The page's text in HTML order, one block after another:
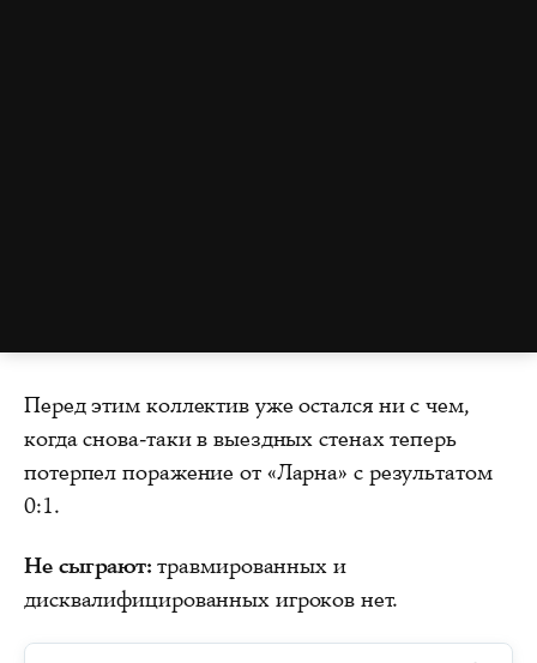
Перед этим коллектив уже остался ни с чем,
когда снова-таки в выездных стенах теперь
потерпел поражение от «Ларна» с результатом
0:1.
Не сыграют: травмированных и
дисквалифицированных игроков нет.